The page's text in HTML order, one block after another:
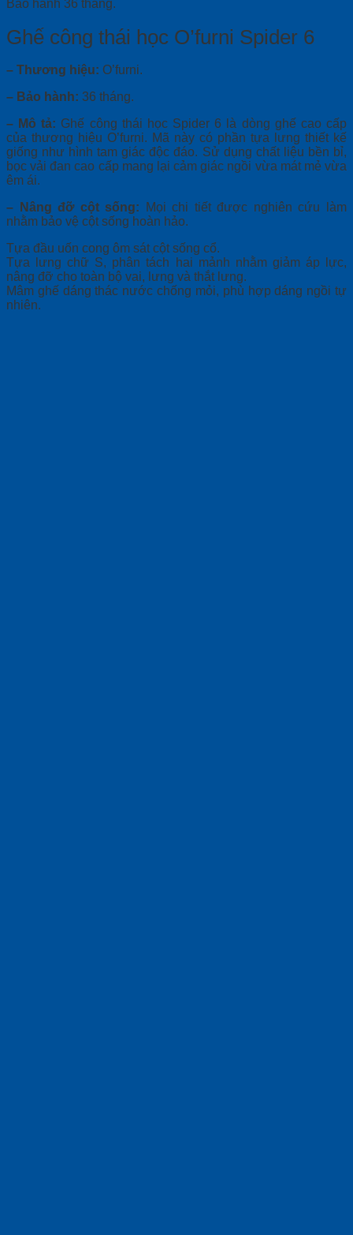
Bảo hành 36 tháng.
Ghế công thái học O’furni Spider 6
– Thương hiệu: O’furni.
– Bảo hành: 36 tháng.
– Mô tả: Ghế công thái học Spider 6 là dòng ghế cao cấp
của thương hiệu O’furni. Mã này có phần tựa lưng thiết kế
giống như hình tam giác độc đáo. Sử dụng chất liệu bền bỉ,
bọc vải đan cao cấp mang lại cảm giác ngồi vừa mát mẻ vừa
êm ái.
– Nâng đỡ cột sống: Mọi chi tiết được nghiên cứu làm
nhằm bảo vệ cột sống hoàn hảo.
Tựa đầu uốn cong ôm sát cột sống cổ.
Tựa lưng chữ S, phân tách hai mảnh nhằm giảm áp lực,
nâng đỡ cho toàn bộ vai, lưng và thắt lưng.
Mâm ghế dáng thác nước chống mỏi, phù hợp dáng ngồi tự
nhiên.